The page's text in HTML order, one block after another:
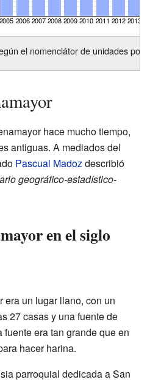
el nomenclátor de unidades
hace mucho tiempo,
antiguas. A mediados del
Pascual Madozdescribió
geográfico-estadístico-
en el siglo
era un lugar llano, con un
27 casas y una fuente de
era tan grande que en
hacer harina.
parroquial dedicada a San